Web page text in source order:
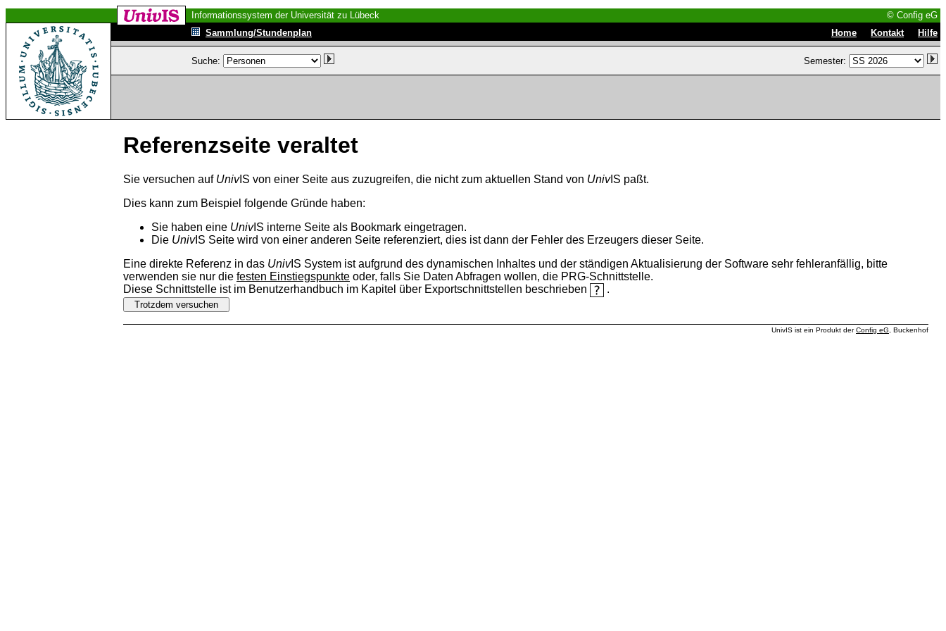
Informationssystem der Universität zu Lübeck
© Config eG
Sammlung/Stundenplan
Home Kontakt Hilfe
Suche: Semester:
Referenzseite veraltet
Sie versuchen auf UnivIS von einer Seite aus zuzugreifen, die nicht zum aktuellen Stand von UnivIS paßt.
Dies kann zum Beispiel folgende Gründe haben:
Sie haben eine UnivIS interne Seite als Bookmark eingetragen.
Die UnivIS Seite wird von einer anderen Seite referenziert, dies ist dann der Fehler des Erzeugers dieser Seite.
Eine direkte Referenz in das UnivIS System ist aufgrund des dynamischen Inhaltes und der ständigen Aktualisierung der Software sehr fehleranfällig, bitte
verwenden sie nur die festen Einstiegspunkte oder, falls Sie Daten Abfragen wollen, die PRG-Schnittstelle.
Diese Schnittstelle ist im Benutzerhandbuch im Kapitel über Exportschnittstellen beschrieben
.
UnivIS ist ein Produkt derConfig eG , Buckenhof